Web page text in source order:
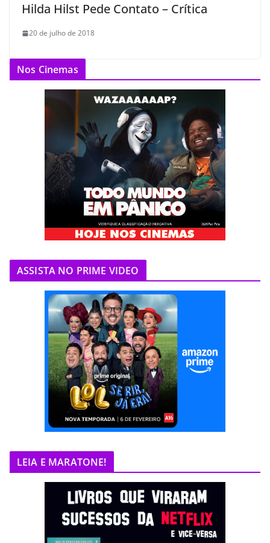
Hilda Hilst Pede Contato – Crítica
20 de julho de 2018
Nos Cinemas
ASSISTA NO PRIME VIDEO
LEIA E MARATONE!